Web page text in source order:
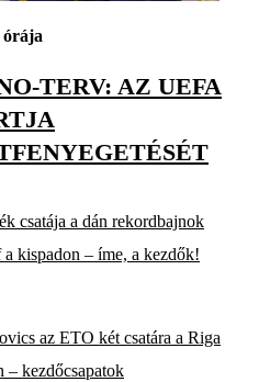
órája
TERV: AZ UEFA
csatája a dán rekordbajnok
kispadon – íme, a kezdők!
az ETO két csatára a Riga
– kezdőcsapatok